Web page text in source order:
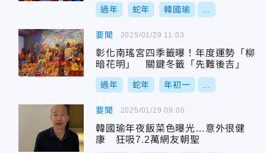
過年 蛇年 韓國瑜
要聞
彰化南瑤宮四季籤曝！年度運勢「柳
暗花明」 關鍵冬籤「先難後吉」
過年 蛇年 年初一
2025/01/29 11:03
要聞
韓國瑜年夜飯菜色曝光…意外很健
康 狂吸7.2萬網友朝聖
2025/01/29 09:06